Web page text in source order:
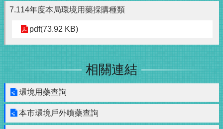
7.114年度本局環境用藥採購種類
pdf(73.92 KB)
相關連結
環境用藥查詢
本市環境戶外噴藥查詢